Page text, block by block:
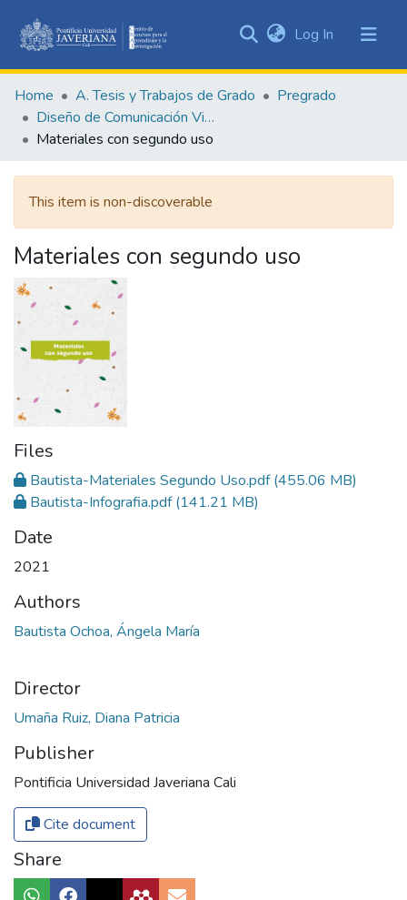
&
Collections
All of DSpace
Statistics
Log In (current)
Home A. Tesis y Trabajos de Grado
Pregrado
Diseño de Comunicación Visual
Materiales con segundo uso
This item is non-discoverable
Materiales con segundo uso
Files
Bautista-Materiales Segundo Uso.pdf(455.06 MB)
Bautista-Infografia.pdf(141.21 MB)
Date
2021
Authors
Bautista Ochoa, Ángela María
Director
Umaña Ruiz, Diana Patricia
Publisher
Pontificia Universidad Javeriana Cali
Cite document
Share